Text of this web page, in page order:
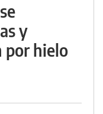
y
por hielo